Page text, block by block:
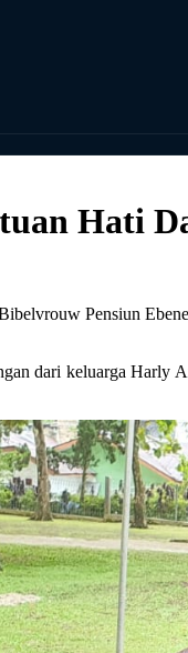
Hati
Pensiun
dari keluarga